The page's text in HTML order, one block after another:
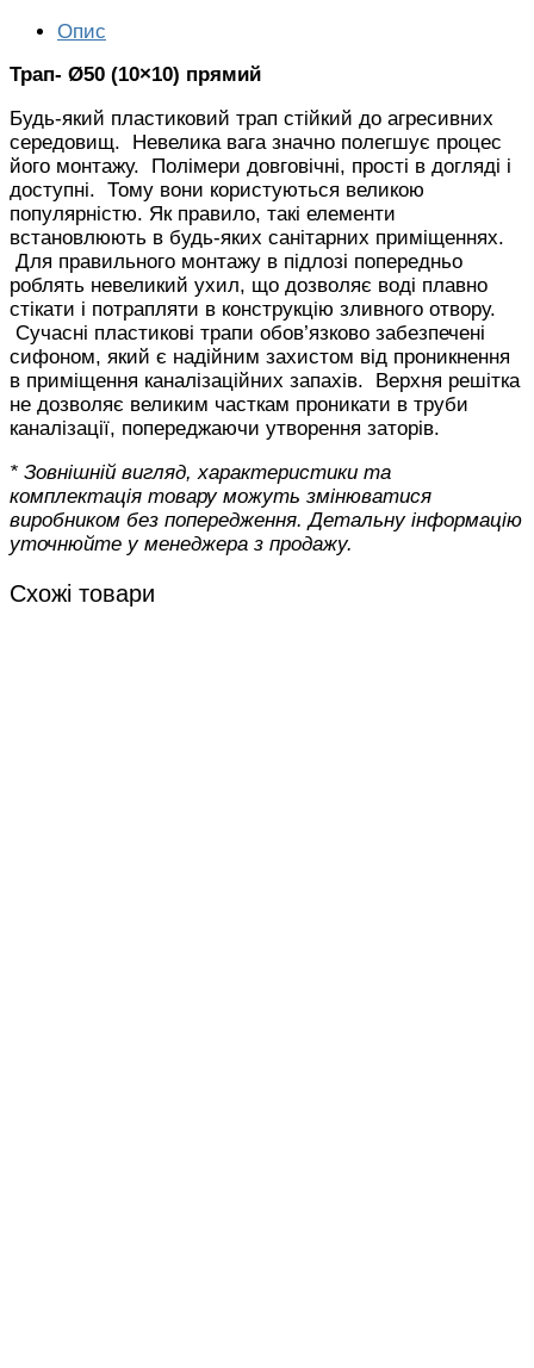
Опис
Трап- Ø50 (10×10) прямий
Будь-який пластиковий трап стійкий до агресивних
середовищ. Невелика вага значно полегшує процес
його монтажу. Полімери довговічні, прості в догляді і
доступні. Тому вони користуються великою
популярністю. Як правило, такі елементи
встановлюють в будь-яких санітарних приміщеннях.
Для правильного монтажу в підлозі попередньо
роблять невеликий ухил, що дозволяє воді плавно
стікати і потрапляти в конструкцію зливного отвору.
Сучасні пластикові трапи обов’язково забезпечені
сифоном, який є надійним захистом від проникнення
в приміщення каналізаційних запахів. Верхня решітка
не дозволяє великим часткам проникати в труби
каналізації, попереджаючи утворення заторів.
* Зовнішній вигляд, характеристики та
комплектація товару можуть змінюватися
виробником без попередження. Детальну інформацію
уточнюйте у менеджера з продажу.
Схожі товари